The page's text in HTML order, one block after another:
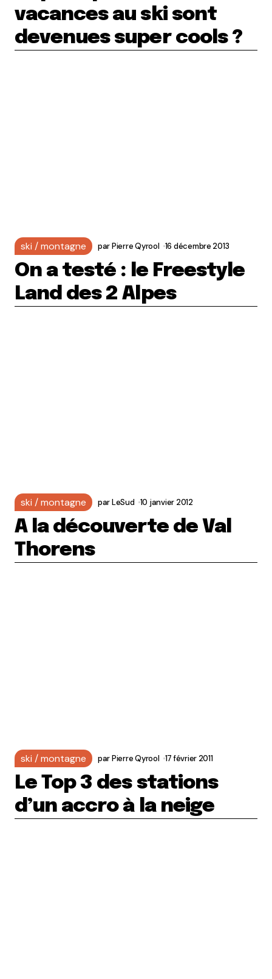
vacances au ski sont
devenues super cools ?
ski / montagne parPierre Qyrool 16 décembre 2013
On a testé : le Freestyle
Land des 2 Alpes
ski / montagne parLeSud 10 janvier 2012
A la découverte de Val
Thorens
ski / montagne parPierre Qyrool 17 février 2011
Le Top 3 des stations
d’un accro à la neige